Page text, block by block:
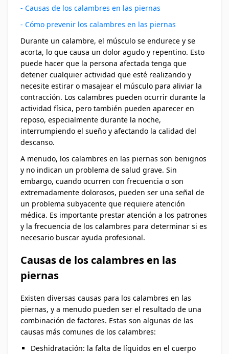
- Causas de los calambres en las piernas
- Cómo prevenir los calambres en las piernas
Durante un calambre, el músculo se endurece y se
acorta, lo que causa un dolor agudo y repentino. Esto
puede hacer que la persona afectada tenga que
detener cualquier actividad que esté realizando y
necesite estirar o masajear el músculo para aliviar la
contracción. Los calambres pueden ocurrir durante la
actividad física, pero también pueden aparecer en
reposo, especialmente durante la noche,
interrumpiendo el sueño y afectando la calidad del
descanso.
A menudo, los calambres en las piernas son benignos
y no indican un problema de salud grave. Sin
embargo, cuando ocurren con frecuencia o son
extremadamente dolorosos, pueden ser una señal de
un problema subyacente que requiere atención
médica. Es importante prestar atención a los patrones
y la frecuencia de los calambres para determinar si es
necesario buscar ayuda profesional.
Causas de los calambres en las
piernas
Existen diversas causas para los calambres en las
piernas, y a menudo pueden ser el resultado de una
combinación de factores. Estas son algunas de las
causas más comunes de los calambres:
Deshidratación: la falta de líquidos en el cuerpo